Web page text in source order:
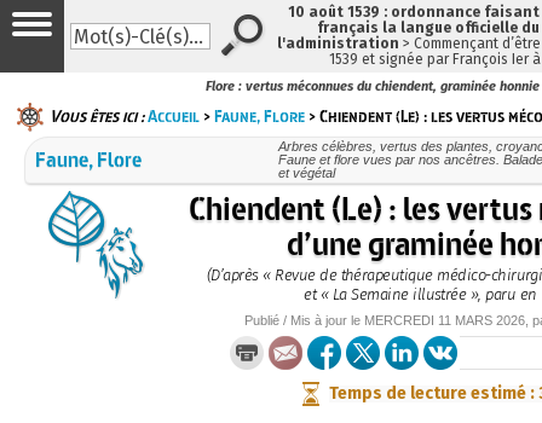
Flore : vertus méconnues du chiendent, graminée honnie
Vous êtes ici :Accueil >Faune, Flore > Chiendent (Le) : les vertus
Faune, Flore
Arbres célèbres, vertus des plantes,
Faune et flore vues par nos ancêtres.
et végétal
Chiendent (Le) : les
d’une graminée
(D’après « Revue de thérapeutique médico-
et « La Semaine illustrée », paru en
Publié / Mis à jour le MERCREDI 11 MARS 2026 ,
Temps de lecture estimé :
10 août 1539 : ordonnance
français la langue officielle
l'administration > Commençant
1539 et signée par François Ier